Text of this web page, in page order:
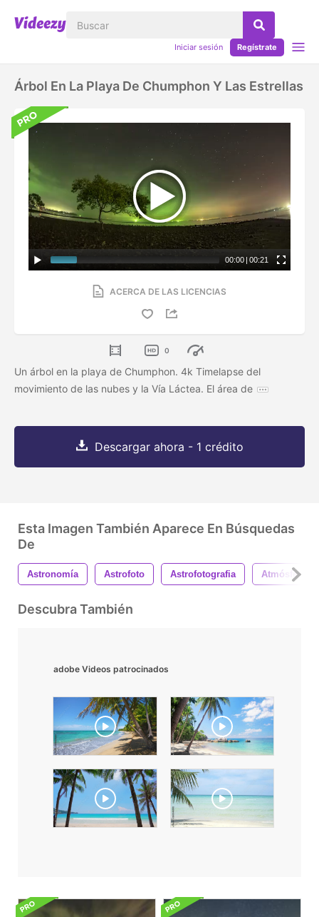
Iniciar sesión Regístrate
Árbol En La Playa De Chumphon Y Las Estrellas
00:00 | 00:21
ACERCA DE LAS LICENCIAS
0
Un árbol en la playa de Chumphon. 4k Timelapse del
movimiento de las nubes y la Vía Láctea. El área de
Descargar ahora - 1 crédito
Esta Imagen También Aparece En Búsquedas
De
Astronomía Astrofoto Astrofotografia Atmósfera
Descubra También
adobe Videos patrocinados